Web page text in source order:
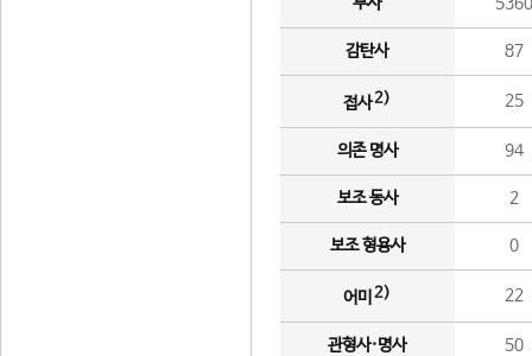
감탄사 87
접사2) 25
의존 명사 94
보조 동사 2
보조 형용사 0
어미 2) 22
관형사·명사 50